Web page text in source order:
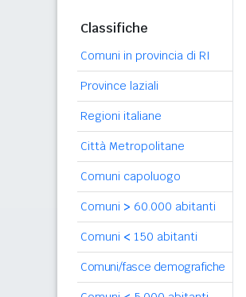
Classifiche
Comuni in provincia di RI
Province laziali
Regioni italiane
Città Metropolitane
Comuni capoluogo
Comuni > 60.000 abitanti
Comuni < 150 abitanti
Comuni/fasce demografiche